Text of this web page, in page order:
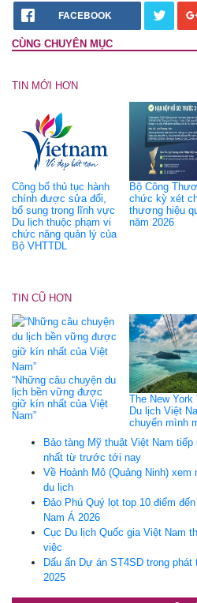
FACEBOOK
CÙNG CHUYÊN MỤC
TIN MỚI HƠN
Công bố thủ tục hành
chính được sửa đổi,
bổ sung trong lĩnh vực
Du lịch thuộc phạm vi
chức năng quản lý của
Bộ VHTTDL
Bộ Công
chức kỳ xét
thương hiệu
năm 2026
TIN CŨ HƠN
“Những câu chuyện du
lịch bền vững được
giữ kín nhất của Việt
Nam”
The New York
Du lịch Việt
chuyển mình
Bảo tàng Mỹ thuật Việt Nam
nhất từ trước tới nay
Về Hoành Mô (Quảng Ninh)
du lịch
Đảo Phú Quý lọt top 10 điểm
Nam Á 2026
Cục Du lịch Quốc gia Việt Nam
việc
Dấu ấn Dự án ST4SD trong
2025